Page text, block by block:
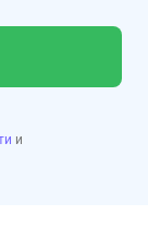
и